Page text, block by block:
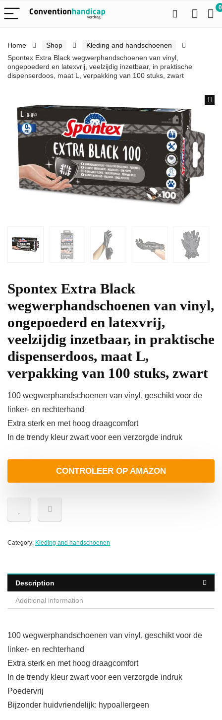
0
Home Shop
Kleding and handschoenen
Spontex Extra Black wegwerphandschoenen van vinyl,
ongepoederd en latexvrij, veelzijdig inzetbaar, in praktische
dispenserdoos, maat L, verpakking van 100 stuks, zwart
Spontex Extra Black
wegwerphandschoenen van vinyl,
ongepoederd en latexvrij,
veelzijdig inzetbaar, in praktische
dispenserdoos, maat L,
verpakking van 100 stuks, zwart
100 wegwerphandschoenen van vinyl, geschikt voor de
linker- en rechterhand
Extra sterk en met hoog draagcomfort
In de trendy kleur zwart voor een verzorgde indruk
CONTROLEER OP AMAZON
Category: Kleding and handschoenen
Description
Additional information
100 wegwerphandschoenen van vinyl, geschikt voor de
linker- en rechterhand
Extra sterk en met hoog draagcomfort
In de trendy kleur zwart voor een verzorgde indruk
Poedervrij
Bijzonder huidvriendelijk: hypoallergeen